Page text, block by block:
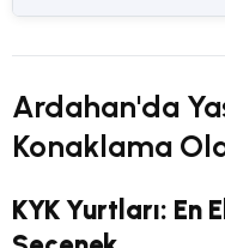
Ardahan'da
Konaklama
KYK Yurtları: En